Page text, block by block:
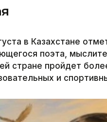
в Казахстане
поэта,
стране пройдет
и